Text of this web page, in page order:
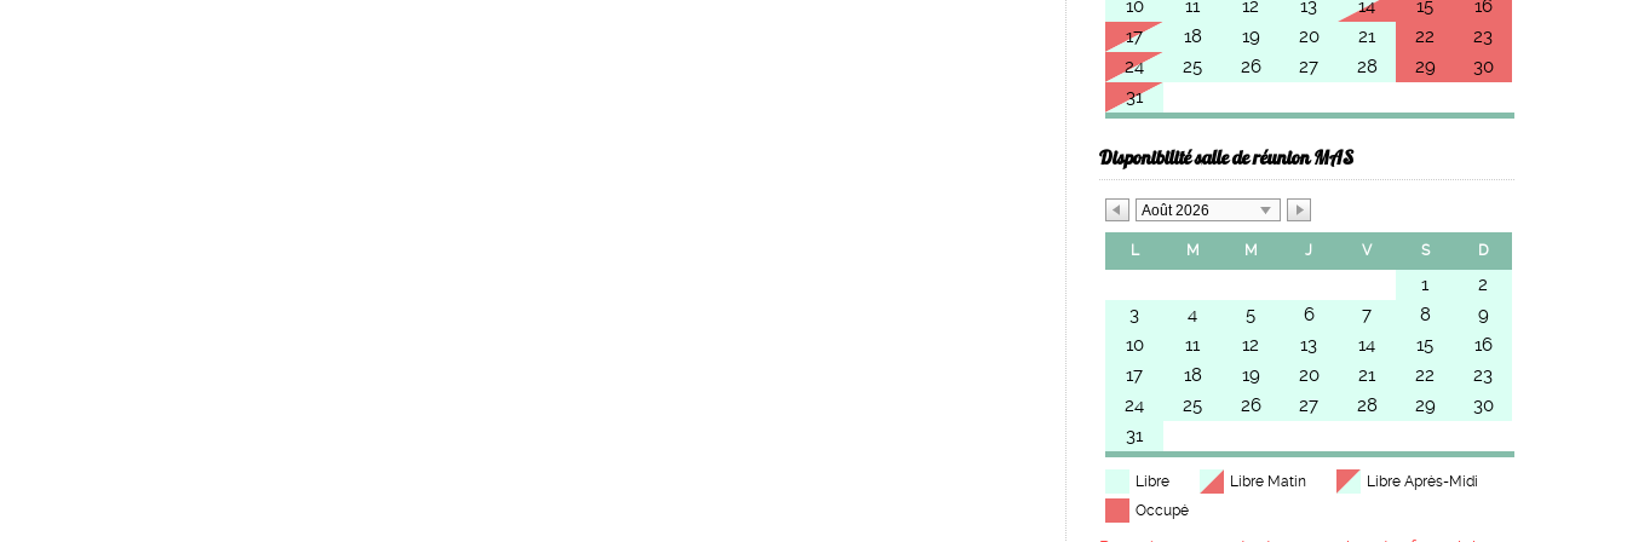
10 11 12 13 14 15
16
17
18 19 20 21 22
23
24
25 26 27 28 29
30
31
Disponibilité salle de réunion MAS
Août 2026
L M M J V S D
1
2
3
4 5 6 7 8
9
10
11 12 13 14 15
16
17
18 19 20 21 22
23
24
25 26 27 28 29
30
31
Libre Libre Matin
Libre Après-Midi
Occupé